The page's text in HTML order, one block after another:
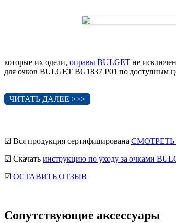
которые их одели, оправы BULGET не
для очков BULGET BG1837 P01 по доступным
ЧИТАТЬ ДАЛЕЕ >>>
☑ Вся продукция сертифицирована
☑ Скачать инструкцию по уходу за очками
☑ ОСТАВИТЬ ОТЗЫВ
Сопутствующие аксессуары